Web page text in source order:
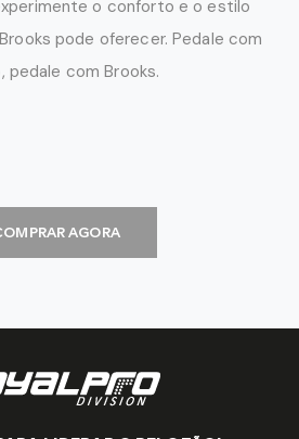
o conforto e o estilo
pode oferecer. Pedale com
pedale com Brooks.
AGORA